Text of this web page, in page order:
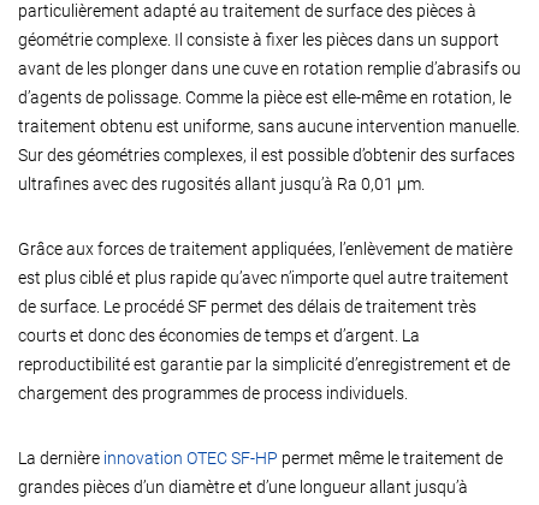
particulièrement adapté au traitement de surface des pièces à
géométrie complexe. Il consiste à fixer les pièces dans un support
avant de les plonger dans une cuve en rotation remplie d’abrasifs ou
d’agents de polissage. Comme la pièce est elle-même en rotation, le
traitement obtenu est uniforme, sans aucune intervention manuelle.
Sur des géométries complexes, il est possible d’obtenir des surfaces
ultrafines avec des rugosités allant jusqu’à Ra 0,01 µm.
Grâce aux forces de traitement appliquées, l’enlèvement de matière
est plus ciblé et plus rapide qu’avec n’importe quel autre traitement
de surface. Le procédé SF permet des délais de traitement très
courts et donc des économies de temps et d’argent. La
reproductibilité est garantie par la simplicité d’enregistrement et de
chargement des programmes de process individuels.
La dernière innovation OTEC SF-HP permet même le traitement de
grandes pièces d’un diamètre et d’une longueur allant jusqu’à